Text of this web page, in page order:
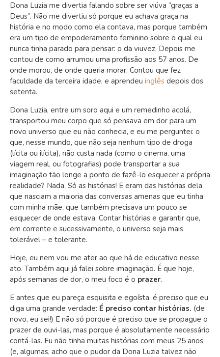
Dona Luzia me divertia falando sobre ser viúva “graças a
Deus”. Não me divertiu só porque eu achava graça na
história e no modo como ela contava, mas porque também
era um tipo de empoderamento feminino sobre o qual eu
nunca tinha parado para pensar: o da viuvez. Depois me
contou de como arrumou uma profissão aos 57 anos. De
onde morou, de onde queria morar. Contou que fez
faculdade da terceira idade, e aprendeu inglês depois dos
setenta.
Dona Luzia, entre um soro aqui e um remedinho acolá,
transportou meu corpo que só pensava em dor para um
novo universo que eu não conhecia, e eu me perguntei: o
que, nesse mundo, que não seja nenhum tipo de droga
(lícita ou ilícita), não custa nada (como o cinema, uma
viagem real, ou fotografias) pode transportar a sua
imaginação tão longe a ponto de fazê-lo esquecer a própria
realidade? Nada. Só as histórias! E eram das histórias dela
que nasciam a maioria das conversas amenas que eu tinha
com minha mãe, que também precisava um pouco se
esquecer de onde estava. Contar histórias e garantir que,
em corrente e sucessivamente, o universo seja mais
tolerável – e tolerante.
Hoje, eu nem vou me ater ao que há de educativo nesse
ato. Também aqui já falei sobre imaginação. É que hoje,
após semanas de dor, o meu foco é o prazer.
E antes que eu pareça esquisita e egoísta, é preciso que eu
diga uma grande verdade: É preciso contar histórias. (de
novo, eu sei!) E não só porque é preciso que se propague o
prazer de ouvi-las, mas porque é absolutamente necessário
contá-las. Eu não tinha muitas histórias com meus 25 anos
(e, algumas, acho que o pudor da Dona Luzia talvez não